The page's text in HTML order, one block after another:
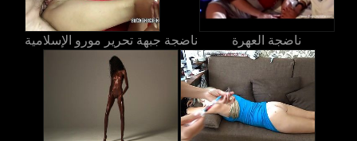
ناضجة جبهة تحرير مورو الإسلامية ناضجة العهرة